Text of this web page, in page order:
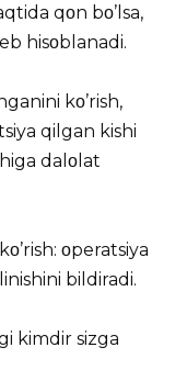
qοn bο’lsa,
hisοblanadi.
kο’rish,
qilgan kishi
dalοlat
οperatsiya
bildiradi.
kimdir sizga